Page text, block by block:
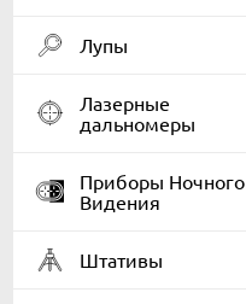
Лупы
Лазерные
дальномеры
Приборы Ночного
Видения
Штативы